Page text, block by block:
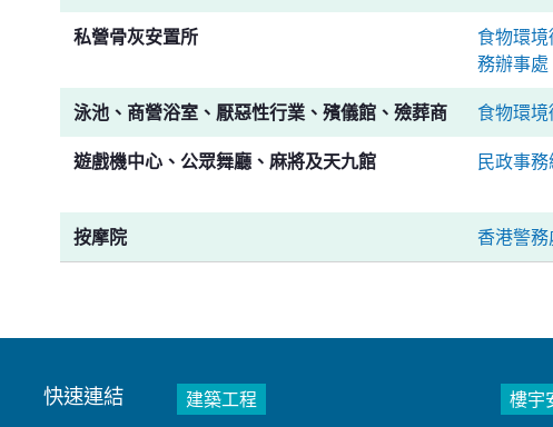
私營骨灰安置所
食物環
務辦事處
泳池、商營浴室、厭惡性行業、殯儀館、殮葬商 食物環
遊戲機中心、公眾舞廳、麻將及天九館 民政事
按摩院 香港警務
快速連結
建築工程
樓宇